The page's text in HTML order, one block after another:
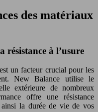
des matériaux
à l’usure
un facteur crucial pour les
New Balance utilise le
extérieure de nombreux
offre une résistance
ainsi la durée de vie de vos